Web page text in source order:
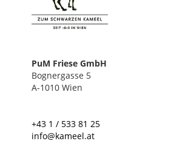
PuM Friese GmbH
Bognergasse 5
A-1010 Wien
+43 1 / 533 81 25
info@kameel.at